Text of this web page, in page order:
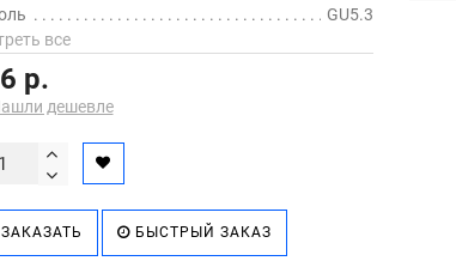
GU5.3
все
р.
дешевле
ЗАКАЗАТЬ БЫСТРЫЙ ЗАКАЗ